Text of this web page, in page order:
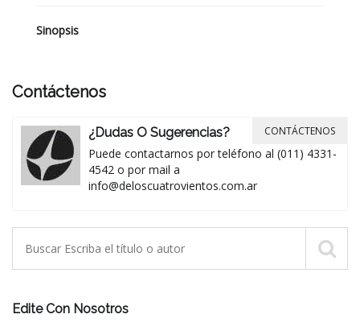
Sinopsis
Contáctenos
¿Dudas O Sugerencias?
Puede contactarnos por teléfono al (011) 4331-
4542 o por mail a
info@deloscuatrovientos.com.ar
CONTÁCTENOS
Edite Con Nosotros